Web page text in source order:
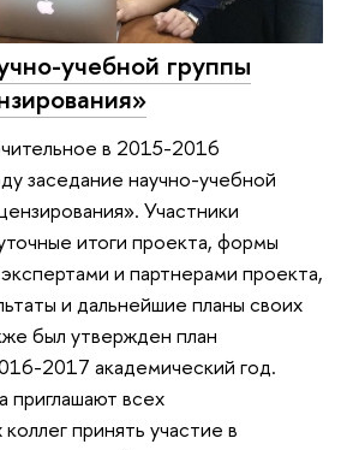
учебной группы
в 2015-2016
заседание научно-учебной
Участники
итоги проекта, формы
и партнерами проекта,
и дальнейшие планы своих
был утвержден план
2017 академический год.
приглашают всех
принять участие в